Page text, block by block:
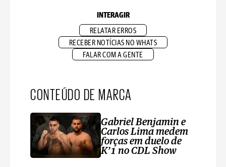
INTERAGIR
RELATAR ERROS
RECEBER NOTÍCIAS NO WHATS
FALAR COM A GENTE
CONTEÚDO DE MARCA
Gabriel Benjamin e
Carlos Lima medem
forças em duelo de
K’1 no CDL Show